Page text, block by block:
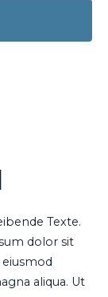
Texte.
dolor sit
eiusmod
aliqua. Ut